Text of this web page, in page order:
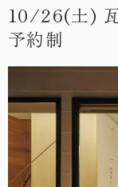
10/26(土)
予約制- リノベーシ
- コンセプ
業
- 家・不動
- コンセプ
- コンセプト